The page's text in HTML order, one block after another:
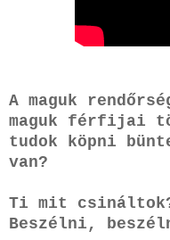
A maguk
maguk férfijai
tudok köpni
van?
Ti mit
Beszélni,